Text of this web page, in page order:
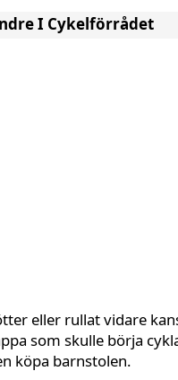
I Cykelförrådet
eller rullat vidare
som skulle börja
köpa barnstolen.